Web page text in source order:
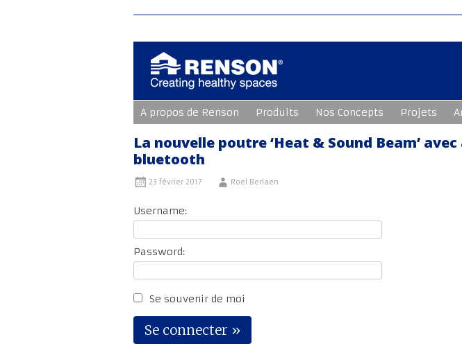
au
contenu
principal
A propos de Renson Produits Nos Concepts Projets
La nouvelle poutre ‘Heat & Sound Beam’
bluetooth
23 février 2017 Roel Berlaen
Username:
Password:
Se souvenir de moi